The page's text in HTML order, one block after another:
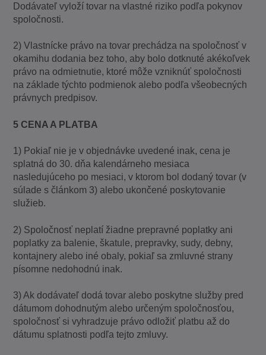
Dodávateľ vyloží tovar na vlastné riziko podľa pokynov
spoločnosti.
2) Vlastnícke právo na tovar prechádza na spoločnosť v
okamihu dodania bez toho, aby bolo dotknuté akékoľvek
právo na odmietnutie, ktoré môže vzniknúť spoločnosti
na základe týchto podmienok alebo podľa všeobecných
právnych predpisov.
5 CENA A PLATBA
1) Pokiaľ nie je v objednávke uvedené inak, cena je
splatná do 30. dňa kalendárneho mesiaca
nasledujúceho po mesiaci, v ktorom bol dodaný tovar (v
súlade s článkom 3) alebo ukončené poskytovanie
služieb.
2) Spoločnosť neplatí žiadne prepravné poplatky ani
poplatky za balenie, škatule, prepravky, sudy, debny,
kontajnery alebo iné obaly, pokiaľ sa zmluvné strany
písomne nedohodnú inak.
3) Ak dodávateľ dodá tovar alebo poskytne služby pred
dátumom dohodnutým alebo určeným spoločnosťou,
spoločnosť si vyhradzuje právo odložiť platbu až do
dátumu splatnosti podľa tejto zmluvy.